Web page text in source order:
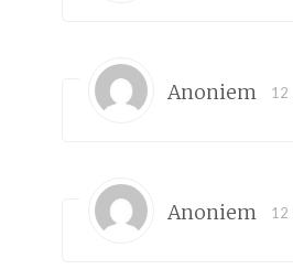
Anoniem 12
Anoniem 12